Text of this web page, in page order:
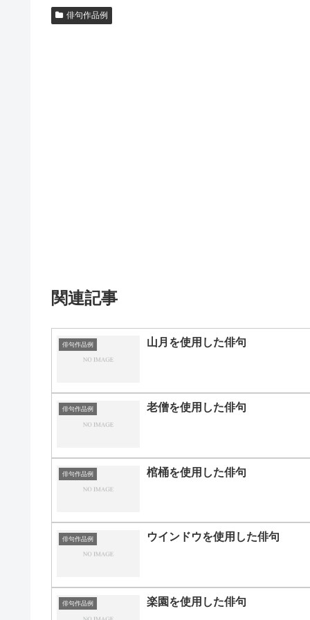
俳句作品例
関連記事
俳句作品例 山月を使用した俳句
俳句作品例 老僧を使用した俳句
俳句作品例 棺桶を使用した俳句
俳句作品例 ウインドウを使用した俳句
俳句作品例 楽園を使用した俳句